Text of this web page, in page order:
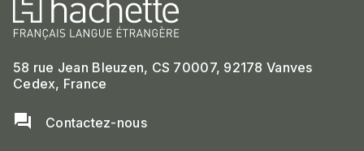
58 rue Jean Bleuzen, CS 70007, 92178 Vanves
Cedex, France
question_answer Contactez-nous